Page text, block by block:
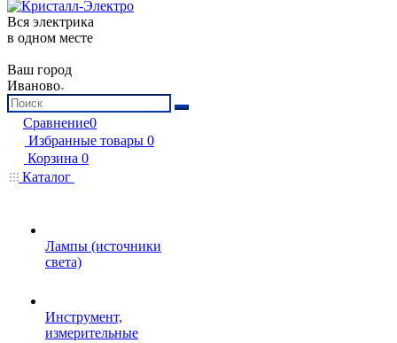
Вся электрика
в одном месте
Ваш город
Иваново
Сравнение0
Избранные товары 0
Корзина 0
Каталог
Лампы (источники
света)
Инструмент,
измерительные